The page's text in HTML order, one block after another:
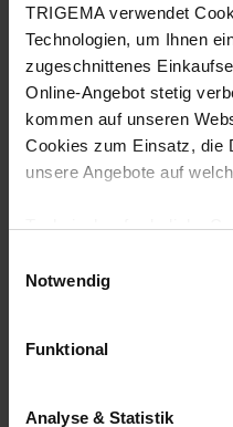
TRIGEMA verwendet
Technologien, um Ihnen
zugeschnittenes
Online-Angebot stetig
kommen auf unseren
Cookies zum Einsatz, die
unsere Angebote auf
Technisch erforderliche
grundlegende Funktionen
gewährleisten.
Für die Darstellung
Notwendig
Funktional
Analyse & Statistik
Haut. Nehme den
Kraftsport.